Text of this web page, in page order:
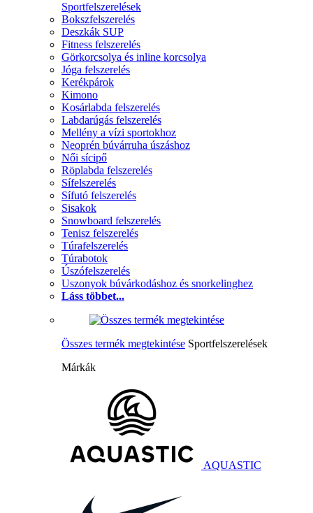
Sportfelszerelések
Bokszfelszerelés
Deszkák SUP
Fitness felszerelés
Görkorcsolya és inline korcsolya
Jóga felszerelés
Kerékpárok
Kimono
Kosárlabda felszerelés
Labdarúgás felszerelés
Mellény a vízi sportokhoz
Neoprén búvárruha úszáshoz
Női sícipő
Röplabda felszerelés
Sífelszerelés
Sífutó felszerelés
Sisakok
Snowboard felszerelés
Tenisz felszerelés
Túrafelszerelés
Túrabotok
Úszófelszerelés
Uszonyok búvárkodáshoz és snorkelinghez
Láss többet...
Összes termék megtekintése Sportfelszerelések
Márkák
AQUASTIC